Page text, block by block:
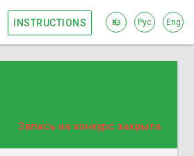
Қаз Рус Eng
INSTRUCTIONS
Запись на конкурс закрыта